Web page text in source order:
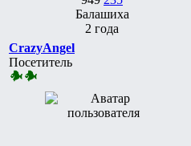
Балашиха
2 года
CrazyAngel
Посетитель